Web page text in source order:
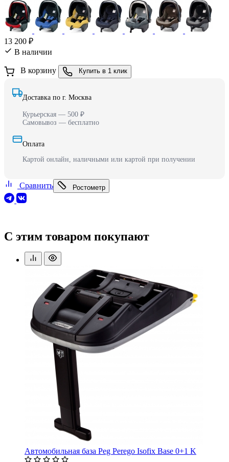
13 200 ₽
В наличии
В корзину Купить в 1 клик
Доставка по г. Москва
Курьерская — 500 ₽
Самовывоз — бесплатно
Оплата
Картой онлайн, наличными или картой при получении
Сравнить Ростометр
С этим товаром покупают
Автомобильная база Peg Perego Isofix Base 0+1 K